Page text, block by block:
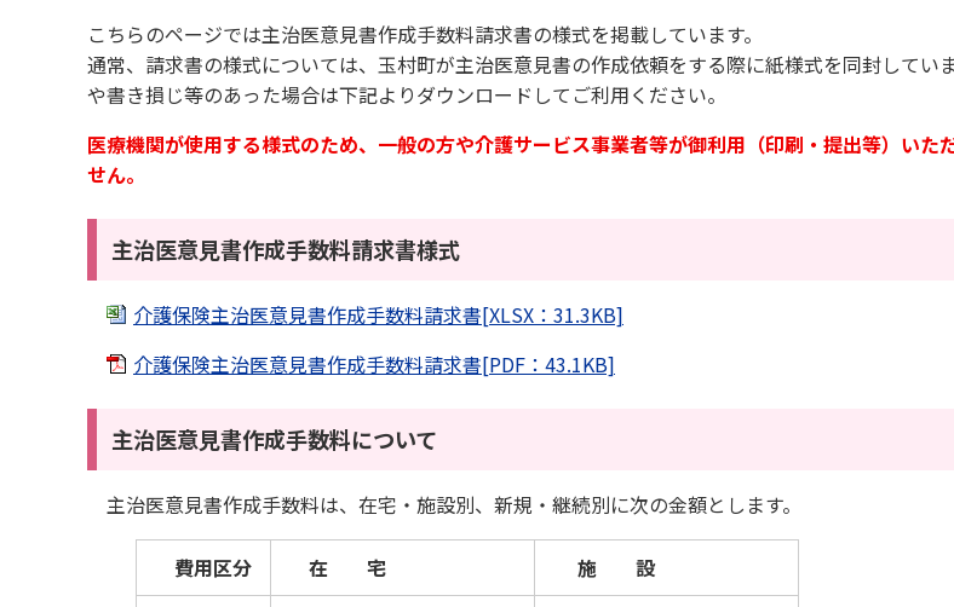
こちらのページでは主治医意見書作成手数料請求書の様式を掲載しています。
通常、請求書の様式については、玉村町が主治医意見書の作成依頼をする際に紙様式を同封してい
や書き損じ等のあった場合は下記よりダウンロードしてご利用ください。
医療機関が使用する様式のため、一般の方や介護サービス事業者等が御利用（印刷・提出等）いた
せん。
主治医意見書作成手数料請求書様式
介護保険主治医意見書作成手数料請求書[XLSX：31.3KB]
介護保険主治医意見書作成手数料請求書[PDF：43.1KB]
主治医意見書作成手数料について
主治医意見書作成手数料は、在宅・施設別、新規・継続別に次の金額とします。
費用区分 在 宅 施 設